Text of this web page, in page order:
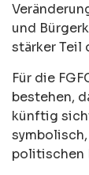
und
stärker Teil
Für die
bestehen,
künftig
politischen